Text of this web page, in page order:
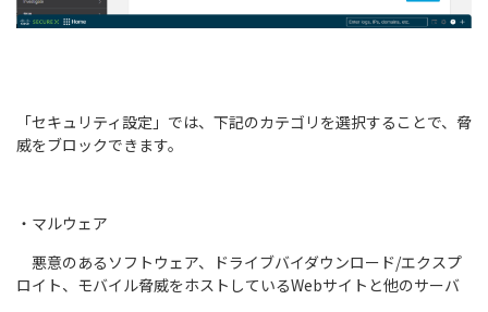
「セキュリティ設定」では、下記のカテゴリを選択することで、脅
威をブロックできます。
・マルウェア
悪意のあるソフトウェア、ドライブバイダウンロード/エクスプ
ロイト、モバイル脅威をホストしているWebサイトと他のサーバ